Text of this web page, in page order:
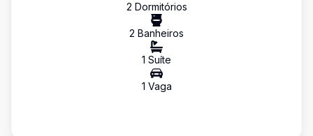
2 Dormitórios
2 Banheiros
1 Suíte
1 Vaga